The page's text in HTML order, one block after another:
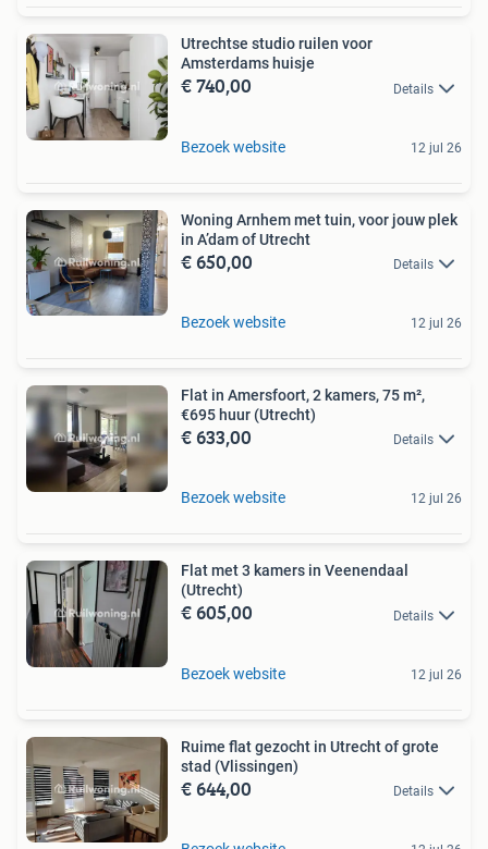
Utrechtse studio ruilen voor
Amsterdams huisje
€ 740,00 Details
Bezoek website 12 jul 26
Woning Arnhem met tuin, voor jouw plek
in A’dam of Utrecht
€ 650,00 Details
Bezoek website 12 jul 26
Flat in Amersfoort, 2 kamers, 75 m²,
€695 huur (Utrecht)
€ 633,00 Details
Bezoek website 12 jul 26
Flat met 3 kamers in Veenendaal
(Utrecht)
€ 605,00 Details
Bezoek website 12 jul 26
Ruime flat gezocht in Utrecht of grote
stad (Vlissingen)
€ 644,00 Details